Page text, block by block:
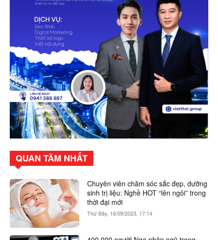
QUAN TÂM NHẤT
Chuyên viên chăm sóc sắc đẹp, dưỡng
sinh trị liệu: Nghề HOT “lên ngôi” trong
thời đại mới
Thứ Bảy, 16/09/2023, 17:14